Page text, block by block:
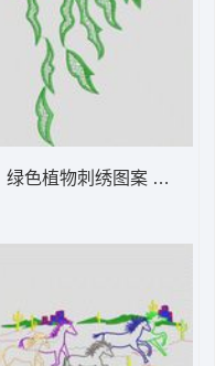
绿色植物刺绣图案 大花样